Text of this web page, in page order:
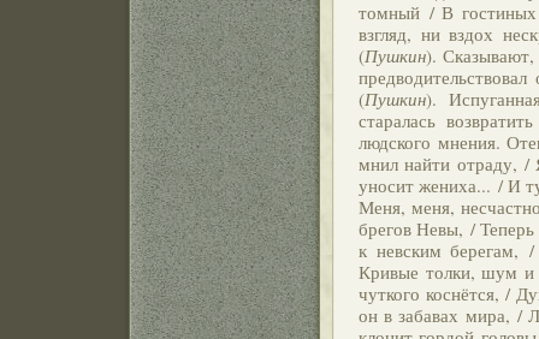
томный / В
взгляд, ни вздох
(Пушкин).
(Пушкин).
старалась
людского мнения.
мнил найти отраду,
уносит жениха... / И
Меня, меня,
брегов Невы, /
к невским берегам,
Кривые толки, шум и
чуткого коснётся, /
он в забавах мира, /